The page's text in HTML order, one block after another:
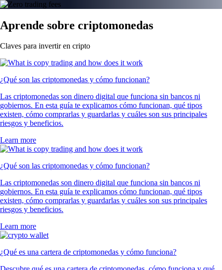
Aprende sobre criptomonedas
Claves para invertir en cripto
¿Qué son las criptomonedas y cómo funcionan?
Las criptomonedas son dinero digital que funciona sin bancos ni
gobiernos. En esta guía te explicamos cómo funcionan, qué tipos
existen, cómo comprarlas y guardarlas y cuáles son sus principales
riesgos y beneficios.
Learn more
¿Qué son las criptomonedas y cómo funcionan?
Las criptomonedas son dinero digital que funciona sin bancos ni
gobiernos. En esta guía te explicamos cómo funcionan, qué tipos
existen, cómo comprarlas y guardarlas y cuáles son sus principales
riesgos y beneficios.
Learn more
¿Qué es una cartera de criptomonedas y cómo funciona?